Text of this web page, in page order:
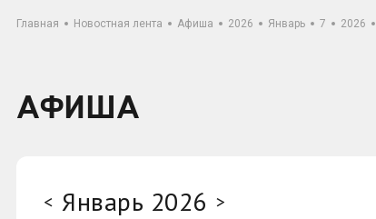
Главная Новостная лента Афиша 2026 Январь 7 2026
АФИША
< Январь 2026 >